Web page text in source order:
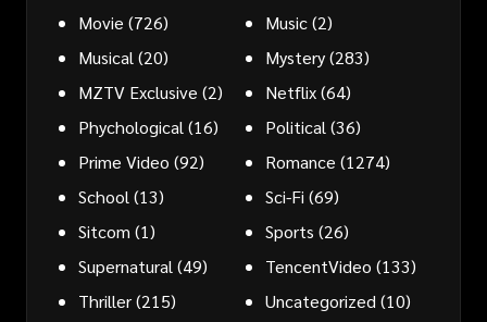
Movie (726) Music(2)
Musical (20) Mystery(283)
MZTV Exclusive (2) Netflix(64)
Phychological (16) Political (36)
Prime Video (92) Romance (1274)
School (13) Sci-Fi (69)
Sitcom (1) Sports (26)
Supernatural (49) TencentVideo (133)
Thriller(215) Uncategorized (10)